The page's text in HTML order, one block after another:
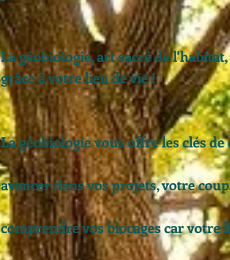
La géobiologie, art sacré de
grâce à votre lieu de vie !
La géobiologie vous offre les clés
avancer dans vos projets, votre
comprendre vos blocages car votre